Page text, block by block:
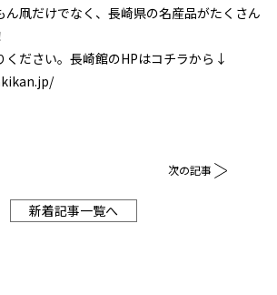
ん凧だけでなく、長崎県の名産品がたくさん
ください。長崎館のHPはコチラから↓
次の記事
新着記事一覧へ